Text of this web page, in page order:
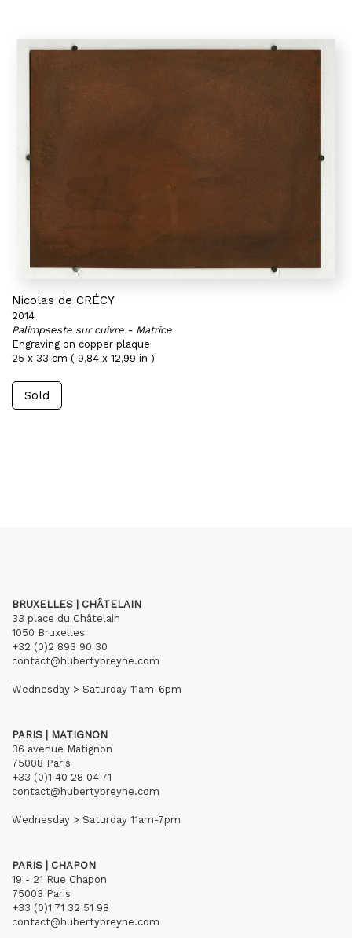
Nicolas de CRÉCY
2014
Palimpseste sur cuivre - Matrice
Engraving on copper plaque
25 x 33 cm ( 9,84 x 12,99 in )
Sold
BRUXELLES | CHÂTELAIN
33 place du Châtelain
1050 Bruxelles
+32 (0)2 893 90 30
contact@hubertybreyne.com
Wednesday > Saturday 11am-6pm
PARIS | MATIGNON
36 avenue Matignon
75008 Paris
+33 (0)1 40 28 04 71
contact@hubertybreyne.com
Wednesday > Saturday 11am-7pm
PARIS | CHAPON
19 - 21 Rue Chapon
75003 Paris
+33 (0)1 71 32 51 98
contact@hubertybreyne.com